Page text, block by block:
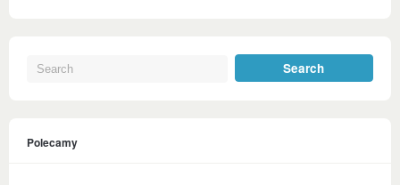
Polecamy